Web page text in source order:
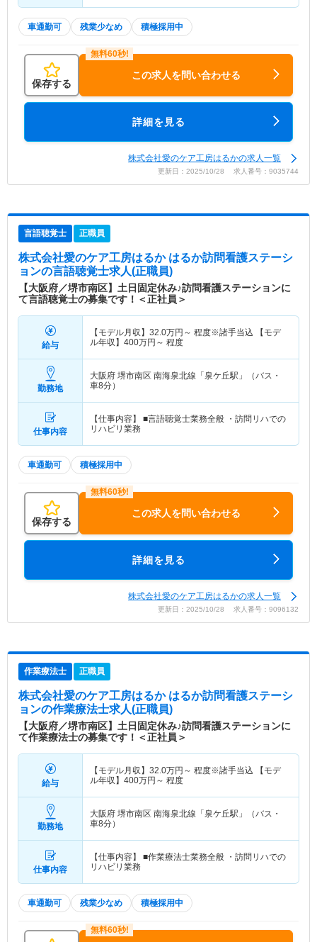
車通勤可 残業少なめ 積極採用中
保存する
この求人を問い合わせる
詳細を見る
株式会社愛のケア工房はるかの求人一覧
更新日：2025/10/28 求人番号：9035744
言語聴覚士 正職員
株式会社愛のケア工房はるか はるか訪問看護ステーシ
ョンの言語聴覚士求人(正職員)
【大阪府／堺市南区】土日固定休み♪訪問看護ステーションに
て言語聴覚士の募集です！＜正社員＞
給与
【モデル月収】 32.0万円～ 程度※諸手当込 【モデ
ル年収】 400万円～ 程度
勤務地
大阪府 堺市南区 南海泉北線「泉ケ丘駅」（バス・
車8分）
仕事内容
【仕事内容】 ■言語聴覚士業務全般 ・訪問リハでの
リハビリ業務
車通勤可 積極採用中
保存する
この求人を問い合わせる
詳細を見る
株式会社愛のケア工房はるかの求人一覧
更新日：2025/10/28 求人番号：9096132
作業療法士 正職員
株式会社愛のケア工房はるか はるか訪問看護ステーシ
ョンの作業療法士求人(正職員)
【大阪府／堺市南区】土日固定休み♪訪問看護ステーションに
て作業療法士の募集です！＜正社員＞
給与
【モデル月収】 32.0万円～ 程度※諸手当込 【モデ
ル年収】 400万円～ 程度
勤務地
大阪府 堺市南区 南海泉北線「泉ケ丘駅」（バス・
車8分）
仕事内容
【仕事内容】 ■作業療法士業務全般 ・訪問リハでの
リハビリ業務
車通勤可 残業少なめ 積極採用中